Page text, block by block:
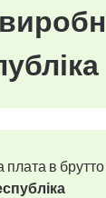
плата в